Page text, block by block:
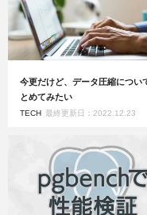
今更だけど、データ圧縮につい
とめてみたい
TECH 最終更新日：2022.12.23